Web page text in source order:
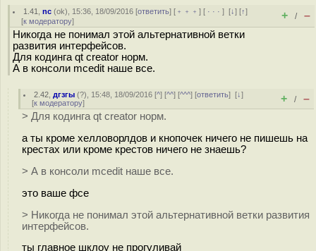
1.41 ,nc (ok), 15:36, 18/09/2016 [ответить] [ ﹢﹢﹢] [ · · ·][↓] [↑]
[к модератору] + / –
Никогда не понимал этой альтернативной ветки
развития интерфейсов.
Для кодинга qt creator норм.
А в консоли mcedit наше все.
2.42 дгзгы (?), 15:48, 18/09/2016 [^] [^^] [^^^] [ответить][↓]
[к модератору] + / –
> Для кодинга qt creator норм.
а ты кроме хелловорлдов и кнопочек ничего не пишешь на
крестах или кроме крестов ничего не знаешь?
> А в консоли mcedit наше все.
это ваше фсе
> Никогда не понимал этой альтернативной ветки развития
интерфейсов.
ты главное шклоу не прогуливай